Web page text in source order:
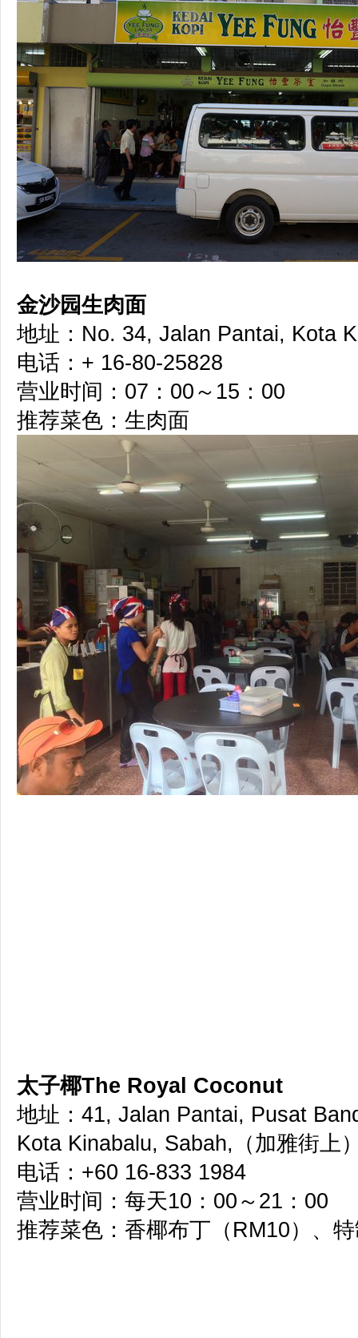
金沙园生肉面
地址：No. 34, Jalan Pantai,
电话：+ 16-80-25828
营业时间：07：00～15：00
推荐菜色：生肉面
太子椰The Royal Coconut
地址：41, Jalan Pantai, Pusat
Kota Kinabalu, Sabah,（加雅街
电话：+60 16-833 1984
营业时间：每天10：00～21：00
推荐菜色：香椰布丁（RM10）、